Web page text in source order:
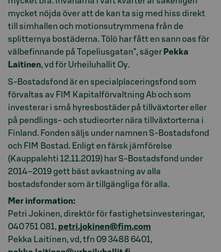
mycket nöjda över att de kan ta sig med hiss direkt
till simhallen och motionsutrymmena från de
splitternya bostäderna. Tölö har fått en sann oas för
välbefinnande på Topeliusgatan", säger Pekka
Laitinen, vd för Urheiluhallit Oy.
S-Bostadsfond är en specialplaceringsfond som
förvaltas av FIM Kapitalförvaltning Ab och som
investerar i små hyresbostäder på tillväxtorter eller
på pendlings- och studieorter nära tillväxtorterna i
Finland. Fonden säljs under namnen S-Bostadsfond
och FIM Bostad. Enligt en färsk jämförelse
(Kauppalehti 12.11.2019) har S-Bostadsfond under
2014–2019 gett bäst avkastning av alla
bostadsfonder som är tillgängliga för alla.
Mer information:
Petri Jokinen, direktör för fastighetsinvesteringar,
040 751 081, petri.jokinen@fim.com
Pekka Laitinen, vd, tfn 09 3488 6401,